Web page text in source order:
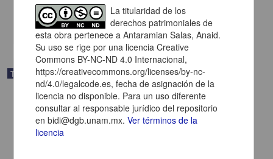
Artes y Humanidades
Trabajo de grado
La titularidad de los
derechos patrimoniales de
esta obra pertenece a Antaramian Salas, Anaid.
Su uso se rige por una licencia Creative
Commons BY-NC-ND 4.0 Internacional,
https://creativecommons.org/licenses/by-nc-
nd/4.0/legalcode.es, fecha de asignación de la
licencia no disponible. Para un uso diferente
consultar al responsable jurídico del repositorio
en bidi@dgb.unam.mx.Ver términos de la
licencia